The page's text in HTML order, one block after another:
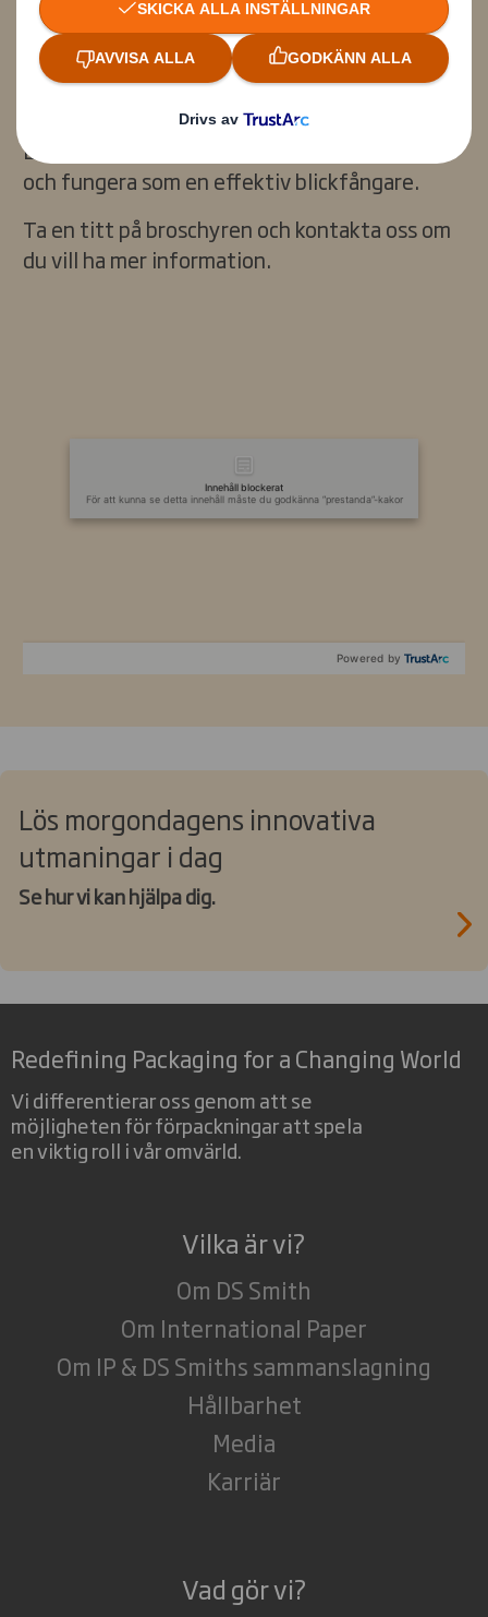
Easyad är en effektiv utomhusreklam som
sticker ut. Det tryckta arket kan vara
dubbelsidigt, vilket gör det enkelt att byta
Easyad kan även sträcka sig utanför sin ram
och fungera som en effektiv blickfångare.
Ta en titt på broschyren och kontakta oss om
du vill ha mer information.
Innehåll blockerat
För att kunna se detta innehåll måste du godkänna ”prestanda”-kakor
Powered by
Lös morgondagens innovativa
utmaningar i dag
Se hur vi kan hjälpa dig.
Redefining Packaging for a Changing World
Vi differentierar oss genom att se
möjligheten för förpackningar att spela
en viktig roll i vår omvärld.
Vilka är vi?
Om DS Smith
Om International Paper
Om IP & DS Smiths sammanslagning
Hållbarhet
Media
Karriär
Vad gör vi?